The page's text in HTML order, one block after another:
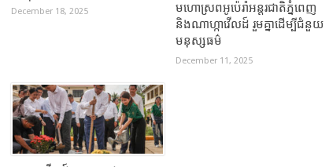
December 18, 2025
មហោស្រពអូប៉េរ៉ាអន្តរជាតិភ្នំពេញ
និងណាហ្កាវើលដ៍ រួមគ្នាដើម្បីជំនួយ
មនុស្សធម៌
December 11, 2025